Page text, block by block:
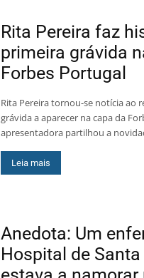
Rita Pereira faz
primeira grávida
Forbes Portugal
Rita Pereira tornou-se notícia ao
grávida a aparecer na capa da
apresentadora partilhou a
Leia mais
Anedota: Um
Hospital de